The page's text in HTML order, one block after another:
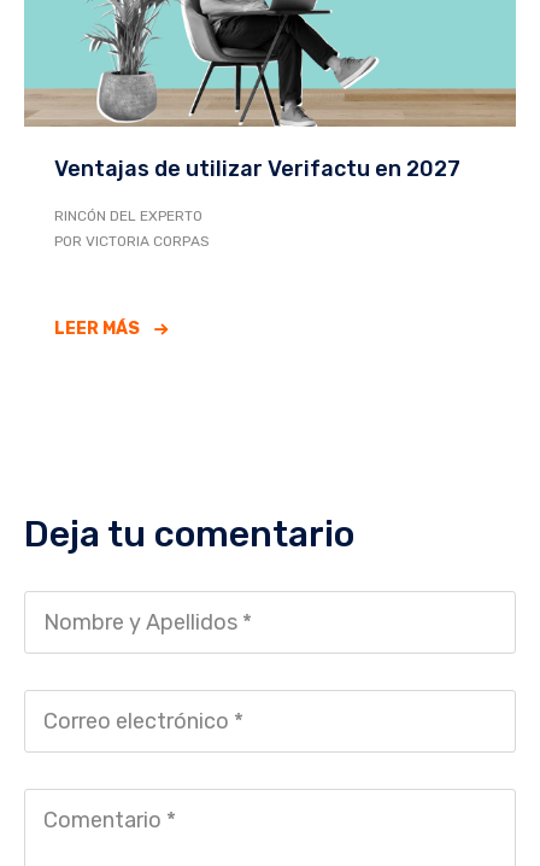
Ventajas de utilizar Verifactu en 2027
RINCÓN DEL EXPERTO
POR VICTORIA CORPAS
LEER MÁS
Deja tu comentario